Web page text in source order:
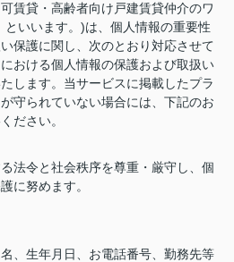
賃貸・高齢者向け戸建賃貸仲介のワ
といいます。)は、個人情報の重要性
保護に関し、次のとおり対応させて
おける個人情報の保護および取扱い
します。当サービスに掲載したプラ
守られていない場合には、下記のお
ださい。
法令と社会秩序を尊重・厳守し、個
に努めます。
、生年月日、お電話番号、勤務先等